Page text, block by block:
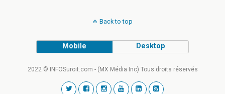
Back to top
Mobile Desktop
2022 © INFOSuroit.com - (MX Média Inc) Tous droits réservés